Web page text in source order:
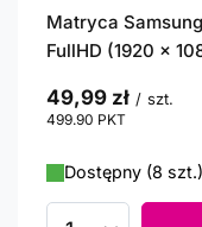
Matryca
FullHD (1920 x
49,99 zł / szt.
499.90 PKT
Dostępny (8 szt.)